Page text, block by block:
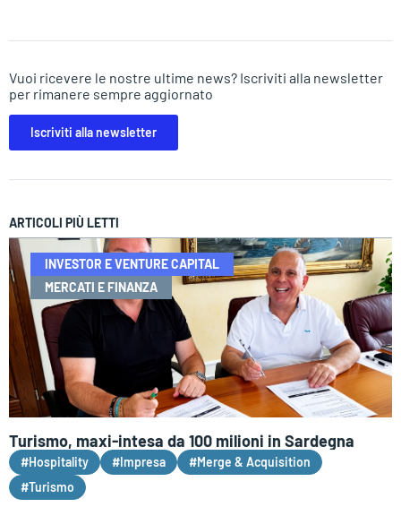
Vuoi ricevere le nostre ultime news? Iscriviti alla newsletter
per rimanere sempre aggiornato
Iscriviti alla newsletter
ARTICOLI PIÙ LETTI
INVESTOR E VENTURE CAPITAL
MERCATI E FINANZA
Turismo, maxi-intesa da 100 milioni in Sardegna
#Hospitality #Impresa
#Merge & Acquisition
#Turismo